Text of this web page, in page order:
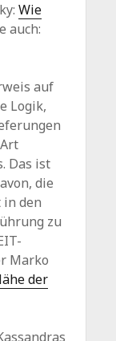
Wie
auch:
auf
Logik,
Das ist
die
in den
zu
Marko
der